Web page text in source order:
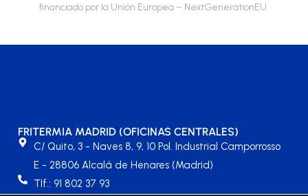
financiado por la Unión Europea – NextGenerationEU.
FRITERMIA MADRID (OFICINAS CENTRALES)
C/ Quito, 3 - Naves 8, 9, 10 Pol. Industrial Camporrosso
E - 28806 Alcalá de Henares (Madrid)
Tlf.: 91 802 37 93